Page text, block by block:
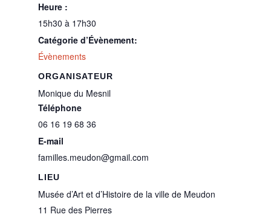
Heure :
15h30 à 17h30
Catégorie d’Évènement:
Évènements
LIEU
Musée d’Art et d’Histoire de la ville de Meudon
11 Rue des Pierres
ORGANISATEUR
Monique du Mesnil
Téléphone
06 16 19 68 36
E-mail
familles.meudon@gmail.com